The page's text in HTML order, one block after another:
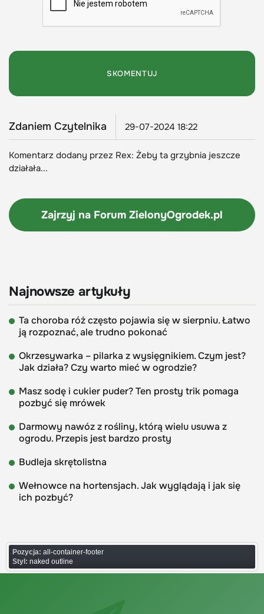
Zdaniem Czytelnika 29-07-2024 18:22
Komentarz dodany przez Rex: Żeby ta grzybnia jeszcze
działała...
Zajrzyj na Forum ZielonyOgrodek.pl
Najnowsze artykuły
Ta choroba róż często pojawia się w sierpniu. Łatwo
ją rozpoznać, ale trudno pokonać
Okrzesywarka – pilarka z wysięgnikiem. Czym jest?
Jak działa? Czy warto mieć w ogrodzie?
Masz sodę i cukier puder? Ten prosty trik pomaga
pozbyć się mrówek
Darmowy nawóz z rośliny, którą wielu usuwa z
ogrodu. Przepis jest bardzo prosty
Budleja skrętolistna
Wełnowce na hortensjach. Jak wyglądają i jak się
ich pozbyć?
Pozycja: all-container-footer
Styl: naked outline